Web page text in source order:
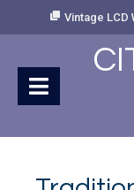
Vintage LCD